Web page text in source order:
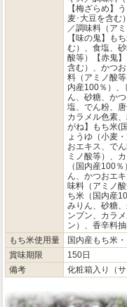
【梅ざらめ】
麦･大豆を含む
／調味料（ア
【味の鬼】も
む）、食塩、
酸等）【赤鬼
含む）、かつ
料（アミノ酸
内産100％）、
ん、砂糖、か
塩、でん粉、
カラメル色素
がね】もち米(
ょうゆ（小麦
おエキス、で
ミノ酸等）、
（国内産100
ん、かつおエ
味料（アミノ
ち米（国内産
みりん、砂糖
ンプン、カラ
ン）、香辛料
もち米使用量
国内産もち米
賞味期限
150日
備考
化粧箱入り（